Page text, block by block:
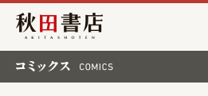
秋田書店